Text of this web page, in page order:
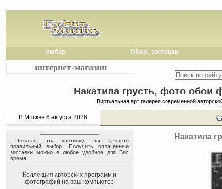
Амбар Обои, заставки
интернет-магазин
Накатила грусть, фото обои
Виртуальная арт галерея современной
В Москве 6 августа 2026
Покупая эту картинку вы делаете
правильный выбор. Получить оплаченные
заставки можно в любое удобное для Вас
время
Коллекция авторских программ и
фотографий на ваш компьютер
Накатила